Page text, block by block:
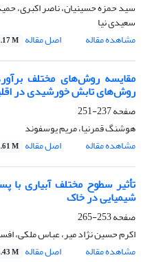
سید حمزه حسینیان، ناصر اکبری،
سعیدی نیا
مشاهده مقاله
اصل مقاله M
مقایسه روش‌های مختلف
روش‌های تابش خورشیدی در
صفحه237-251
هوشنگ قمرنیا، مریم یوسفوند
مشاهده مقاله
اصل مقاله M
تأثیر سطوح مختلف آبیاری
شیمیایی در خاک
صفحه253-265
اکرم حسین نژاد میر، عباس ملکی،
مشاهده مقاله
اصل مقاله M